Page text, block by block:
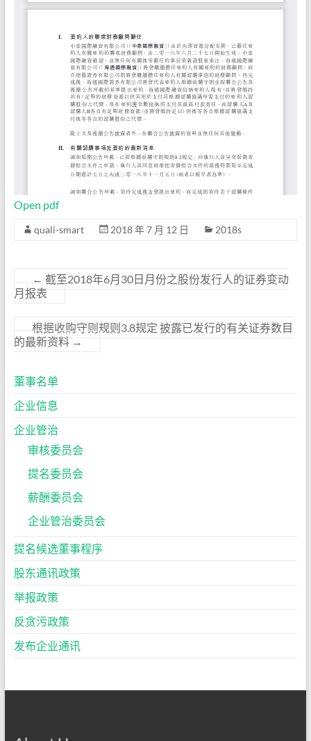
Open pdf
quali-smart 2018 年 7 月 12 日 2018s
← 截至2018年6月30日月份之股份发行人的证券变动
月报表
根据收购守则规则3.8规定 披露已发行的有关证券数目
的最新资料 →
董事名单
企业信息
企业管治
审核委员会
提名委员会
薪酬委员会
企业管治委员会
提名候选董事程序
股东通讯政策
举报政策
反贪污政策
发布企业通讯